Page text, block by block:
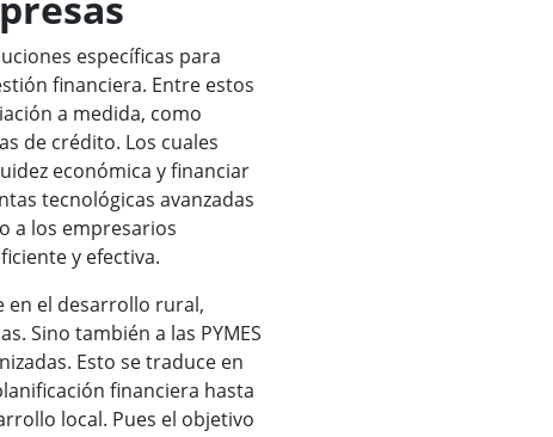
específicas para
financiera. Entre estos
a medida, como
de crédito. Los cuales
económica y financiar
tecnológicas avanzadas
a los empresarios
y efectiva.
en el desarrollo rural,
Sino también a las PYMES
Esto se traduce en
financiera hasta
local. Pues el objetivo